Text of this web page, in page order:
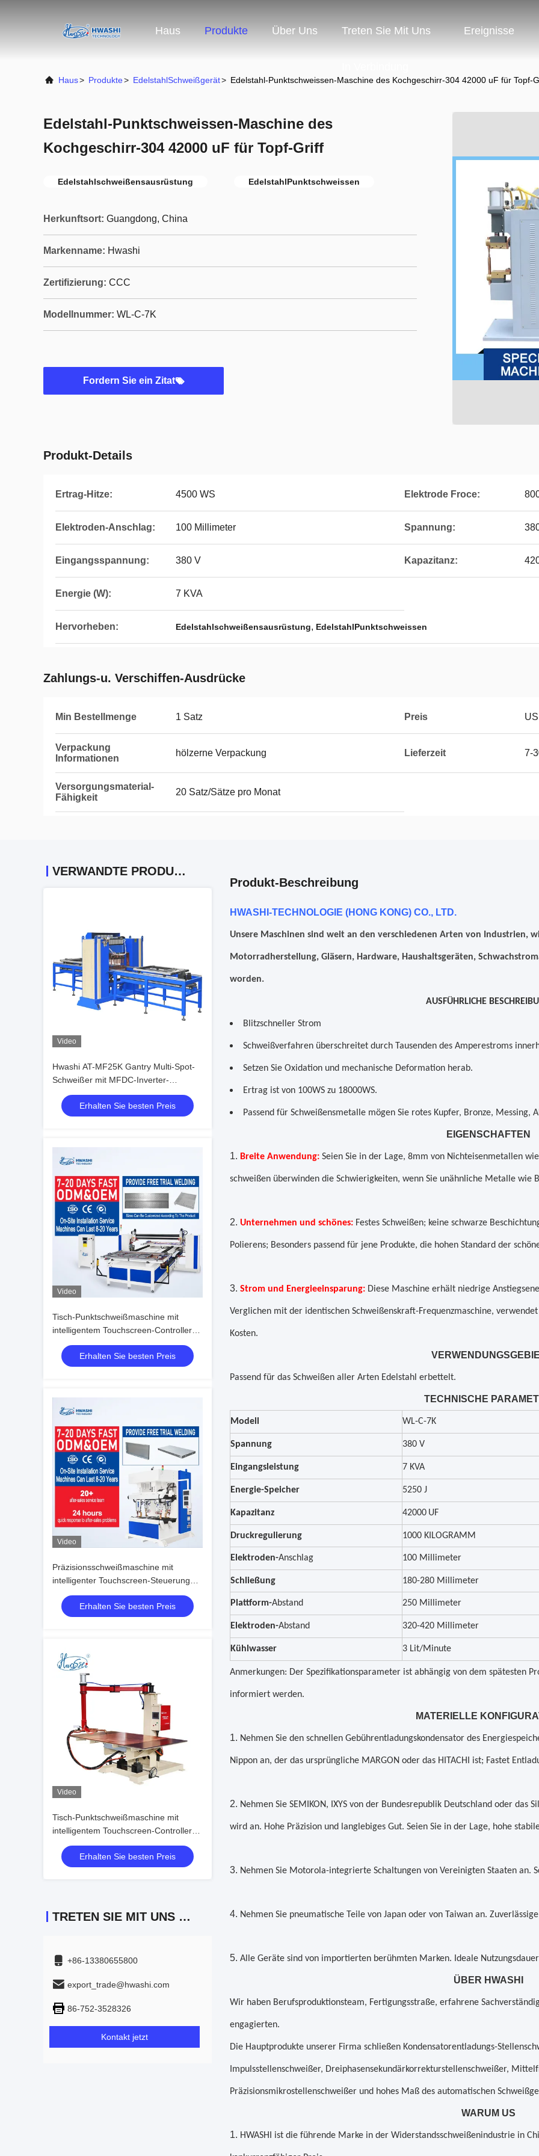
Haus Produkte Über Uns Treten Sie Mit Uns Ereignisse
Haus> Produkte> EdelstahlSchweißgerät> Edelstahl-Punktschweissen-Maschine des Kochgeschirr-304 42000 uF für Topf-
Edelstahl-Punktschweissen-Maschine des
Kochgeschirr-304 42000 uF für Topf-Griff
Edelstahlschweißensausrüstung EdelstahlPunktschweissen
Herkunftsort: Guangdong, China
Markenname: Hwashi
Zertifizierung: CCC
Modellnummer: WL-C-7K
Fordern Sie ein Zitat
Produkt-Details
Ertrag-Hitze: 4500 WS Elektrode Froce:
Elektroden-Anschlag: 100 Millimeter Spannung:
Eingangsspannung: 380 V Kapazitanz:
Energie (W): 7 KVA
Hervorheben: Edelstahlschweißensausrüstung, EdelstahlPunktschweissen
Zahlungs-u. Verschiffen-Ausdrücke
Min Bestellmenge 1 Satz Preis
Verpackung
Informationen
hölzerne Verpackung Lieferzeit 7-
Versorgungsmaterial-
Fähigkeit
20 Satz/Sätze pro Monat
VERWANDTE PRODUKTE
Video
Hwashi AT-MF25K Gantry Multi-Spot-
Schweißer mit MFDC-Inverter-
Stromversorgung Servo-getriebene
Zufuhr und verstellbarer
Elektrodenabstand für Blechstärker
Erhalten Sie besten Preis
Video
Tisch-Punktschweißmaschine mit
intelligentem Touchscreen-Controller
für 3,0+3,0 MM Schweißdicke und
Präzisionsbiegekompatibilität
Erhalten Sie besten Preis
Video
Präzisionsschweißmaschine mit
intelligenter Touchscreen-Steuerung
und 3,0+3,0 mm Schweißdicke
Erhalten Sie besten Preis
Video
Tisch-Punktschweißmaschine mit
intelligentem Touchscreen-Controller
für 3,0+3,0 MM Schweißdicke und
Präzisionsbiegekompatibilität
Erhalten Sie besten Preis
TRETEN SIE MIT UNS IN VERBINDUNG
+86-13380655800
export_trade@hwashi.com
86-752-3528326
Kontakt jetzt
Produkt-Beschreibung
HWASHI-TECHNOLOGIE (HONG KONG) CO., LTD.
Unsere Maschinen sind weit an den verschiedenen Arten von Industrien,
Motorradherstellung, Gläsern, Hardware, Haushaltsgeräten,
worden.
AUSFÜHRLICHE
Blitzschneller Strom
Schweißverfahren überschreitet durch Tausenden des Amperestroms
Setzen Sie Oxidation und mechanische Deformation herab.
Ertrag ist von 100WS zu 18000WS.
Passend für Schweißensmetalle mögen Sie rotes Kupfer, Bronze, Messing,
EIGENSCHAFTEN
1. Breite Anwendung: Seien Sie in der Lage, 8mm von Nichteisenmetallen
schweißen überwinden die Schwierigkeiten, wenn Sie unähnliche Metalle wie
2. Unternehmen und schönes: Festes Schweißen; keine schwarze
Polierens; Besonders passend für jene Produkte, die hohen Standard der
3. Strom und Energieeinsparung: Diese Maschine erhält niedrige
Verglichen mit der identischen Schweißenskraft-Frequenzmaschine,
Kosten.
Passend für das Schweißen aller Arten Edelstahl erbettelt.
TECHNISCHE
Modell WL-C-7K
Spannung 380 V
Eingangsleistung 7 KVA
Energie-Speicher 5250 J
Kapazitanz 42000 UF
Druckregulierung 1000 KILOGRAMM
Elektroden-Anschlag 100 Millimeter
Schließung 180-280 Millimeter
Plattform-Abstand 250 Millimeter
Elektroden-Abstand 320-420 Millimeter
Kühlwasser 3 Lit/Minute
Anmerkungen: Der Spezifikationsparameter ist abhängig von dem spätesten
informiert werden.
MATERIELLE
1. Nehmen Sie den schnellen Gebührentladungskondensator des
Nippon an, der das ursprüngliche MARGON oder das HITACHI ist; Fastet
2. Nehmen Sie SEMIKON, IXYS von der Bundesrepublik Deutschland oder das
wird an. Hohe Präzision und langlebiges Gut. Seien Sie in der Lage, hohe
3. Nehmen Sie Motorola-integrierte Schaltungen von Vereinigten Staaten an.
4. Nehmen Sie pneumatische Teile von Japan oder von Taiwan an.
5. Alle Geräte sind von importierten berühmten Marken. Ideale
ÜBER HWASHI
Wir haben Berufsproduktionsteam, Fertigungsstraße, erfahrene
engagierten.
Die Hauptprodukte unserer Firma schließen Kondensatorentladungs-
Impulsstellenschweißer, Dreiphasensekundärkorrekturstellenschweißer,
Präzisionsmikrostellenschweißer und hohes Maß des automatischen
WARUM US
1. HWASHI ist die führende Marke in der Widerstandsschweißenindustrie in